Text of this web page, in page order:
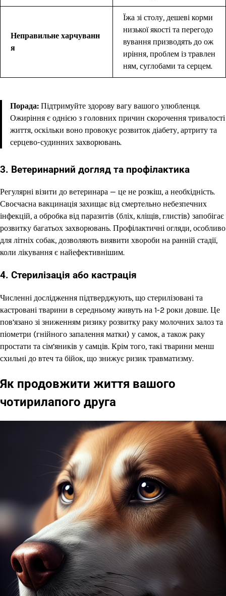
Неправильне харчуванн
я
Їжа зі столу, дешеві корми
низької якості та перегодо
вування призводять до ож
иріння, проблем із травлен
ням, суглобами та серцем.
Порада: Підтримуйте здорову вагу вашого улюбленця.
Ожиріння є однією з головних причин скорочення тривалості
життя, оскільки воно провокує розвиток діабету, артриту та
серцево-судинних захворювань.
3. Ветеринарний догляд та профілактика
Регулярні візити до ветеринара — це не розкіш, а необхідність.
Своєчасна вакцинація захищає від смертельно небезпечних
інфекцій, а обробка від паразитів (бліх, кліщів, глистів) запобігає
розвитку багатьох захворювань. Профілактичні огляди, особливо
для літніх собак, дозволяють виявити хвороби на ранній стадії,
коли лікування є найефективнішим.
4. Стерилізація або кастрація
Численні дослідження підтверджують, що стерилізовані та
кастровані тварини в середньому живуть на 1-2 роки довше. Це
пов’язано зі зниженням ризику розвитку раку молочних залоз та
піометри (гнійного запалення матки) у самок, а також раку
простати та сім’яників у самців. Крім того, такі тварини менш
схильні до втеч та бійок, що знижує ризик травматизму.
Як продовжити життя вашого
чотирилапого друга